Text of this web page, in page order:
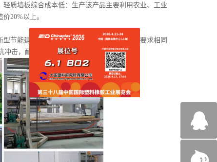
轻质墙板综合成本低：生产该产品主要利用农业、工业
20%以上。
型节能建材。提高使用面积：在保温、隔音等要求相同
击，耐酸碱，抗老化等特点。